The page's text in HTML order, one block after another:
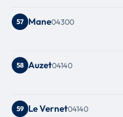
57 Mane04300
58 Auzet04140
59 Le Vernet04140